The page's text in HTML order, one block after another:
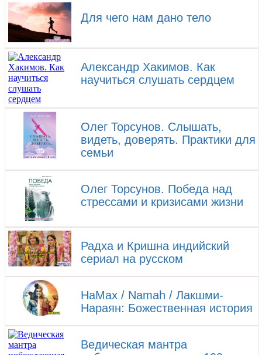
Для чего нам дано тело
Александр Хакимов. Как
научиться слушать сердцем
Олег Торсунов. Слышать,
видеть, доверять. Практики для
семьи
Олег Торсунов. Победа над
стрессами и кризисами жизни
Радха и Кришна индийский
сериал на русском
НаМах / Namah / Лакшми-
Нараян: Божественная история
Ведическая мантра